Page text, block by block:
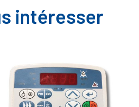
intéresser